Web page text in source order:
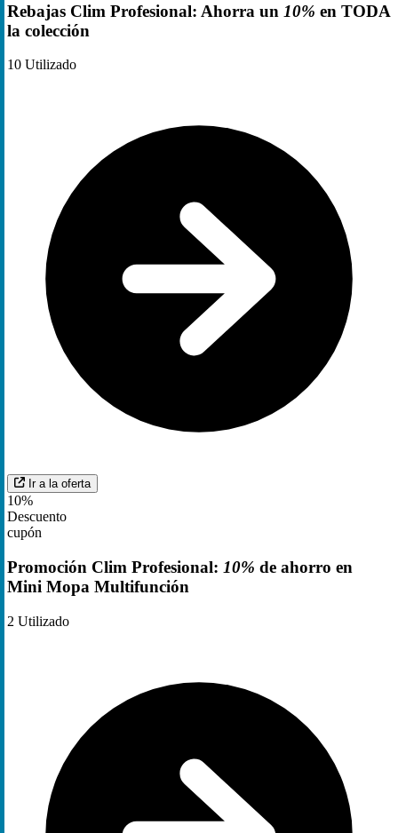
Rebajas Clim Profesional: Ahorra un 10% en TODA
la colección
10 Utilizado
Ir a la oferta
10%
Descuento
cupón
Promoción Clim Profesional: 10% de ahorro en
Mini Mopa Multifunción
2 Utilizado